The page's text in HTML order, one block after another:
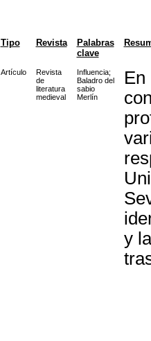
Tipo Revista
Palabras
clave
Artículo
Revista
de
literatura
medieval
Influencia;
Baladro del
sabio
Merlín
En
y